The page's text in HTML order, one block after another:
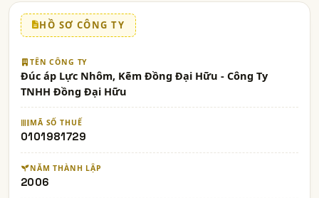
HỒ SƠ CÔNG TY
TÊN CÔNG TY
Đúc áp Lực Nhôm, Kẽm Đồng Đại Hữu - Công Ty
TNHH Đồng Đại Hữu
MÃ SỐ THUẾ
0101981729
NĂM THÀNH LẬP
2006